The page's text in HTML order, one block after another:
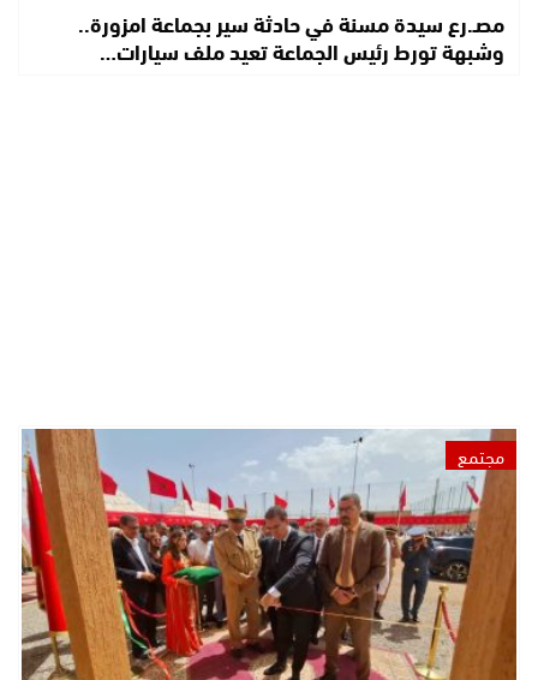
مصـ.رع سيدة مسنة في حادثة سير بجماعة امزورة..
وشبهة تورط رئيس الجماعة تعيد ملف سيارات…
مجتمع